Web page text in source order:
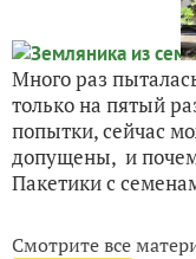
Много раз
только на пятый
попытки, сейчас
допущены, и
Пакетики с
Смотрите все